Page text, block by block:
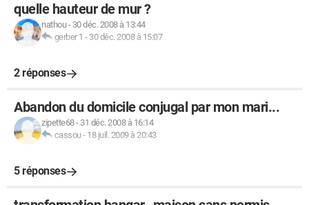
quelle hauteur de mur ?
nathou- 30 déc. 2008 à 13:44
gerber 1 - 30 déc. 2008 à 15:07
2 réponses
Abandon du domicile conjugal par mon mari...
zipette68- 31 déc. 2008 à 16:14
cassou- 18 juil. 2009 à 20:43
5 réponses